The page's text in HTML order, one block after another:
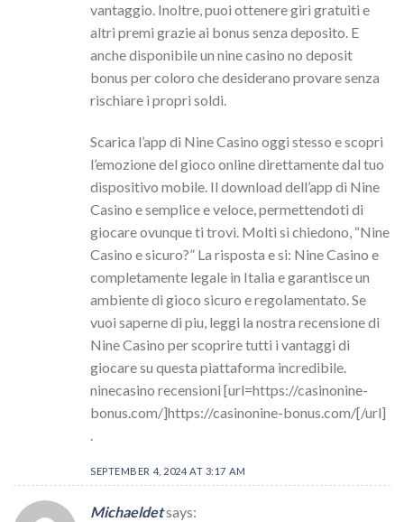
vantaggio. Inoltre, puoi ottenere giri gratuiti e
altri premi grazie ai bonus senza deposito. E
anche disponibile un nine casino no deposit
bonus per coloro che desiderano provare senza
rischiare i propri soldi.
Scarica l’app di Nine Casino oggi stesso e scopri
l’emozione del gioco online direttamente dal tuo
dispositivo mobile. Il download dell’app di Nine
Casino e semplice e veloce, permettendoti di
giocare ovunque ti trovi. Molti si chiedono, “Nine
Casino e sicuro?” La risposta e si: Nine Casino e
completamente legale in Italia e garantisce un
ambiente di gioco sicuro e regolamentato. Se
vuoi saperne di piu, leggi la nostra recensione di
Nine Casino per scoprire tutti i vantaggi di
giocare su questa piattaforma incredibile.
ninecasino recensioni [url=https://casinonine-
bonus.com/]https://casinonine-bonus.com/[/url]
.
SEPTEMBER 4, 2024 AT 3:17 AM
Michaeldetsays: